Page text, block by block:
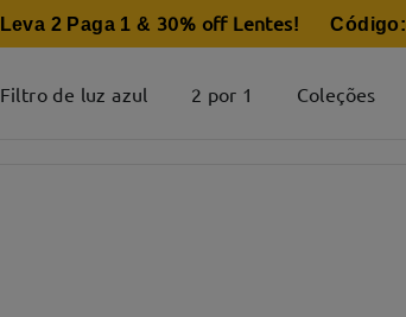
Leva 2 Paga 1 & 30% off Lentes! Código:
Filtro de luz azul 2 por 1 Coleções